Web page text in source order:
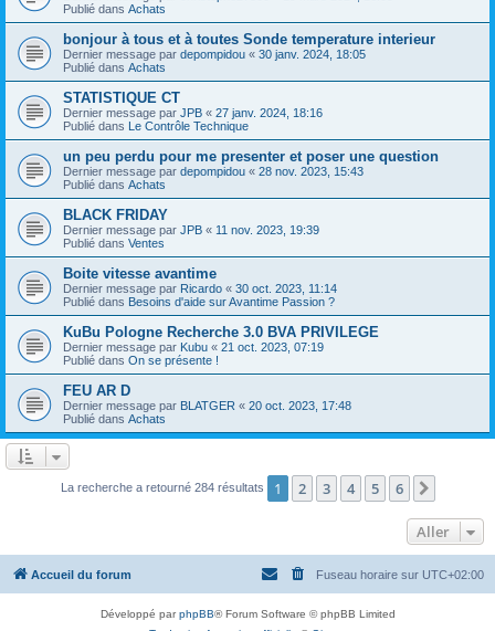
Publié dans Achats
bonjour à tous et à toutes Sonde temperature interieur
Dernier message par depompidou « 30 janv. 2024, 18:05
Publié dans Achats
STATISTIQUE CT
Dernier message par JPB « 27 janv. 2024, 18:16
Publié dans Le Contrôle Technique
un peu perdu pour me presenter et poser une question
Dernier message par depompidou « 28 nov. 2023, 15:43
Publié dans Achats
BLACK FRIDAY
Dernier message par JPB « 11 nov. 2023, 19:39
Publié dans Ventes
Boite vitesse avantime
Dernier message par Ricardo « 30 oct. 2023, 11:14
Publié dans Besoins d'aide sur Avantime Passion ?
KuBu Pologne Recherche 3.0 BVA PRIVILEGE
Dernier message par Kubu « 21 oct. 2023, 07:19
Publié dans On se présente !
FEU AR D
Dernier message par BLATGER « 20 oct. 2023, 17:48
Publié dans Achats
La recherche a retourné 284 résultats 1 2 3 4 5 6
Aller
Accueil du forum Fuseau horaire sur UTC+02:00
Développé parphpBB® Forum Software © phpBB Limited